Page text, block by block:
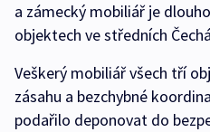
a zámecký mobiliář je
objektech ve středních
Veškerý mobiliář všech tří
zásahu a bezchybné
podařilo deponovat do